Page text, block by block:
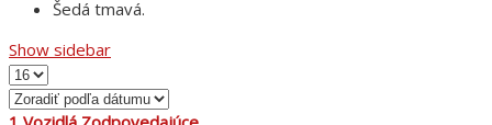
Šedá tmavá.
Show sidebar